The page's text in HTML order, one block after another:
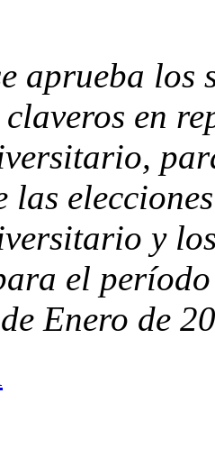
aprueba los
en
y
el
Enero de